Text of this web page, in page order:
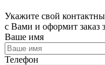
Укажите свой
с Вами и оформит заказ
Ваше имя
Телефон